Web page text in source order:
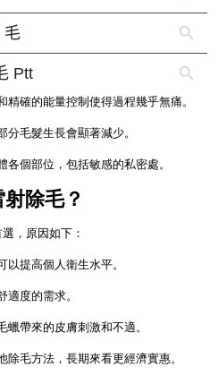
確的能量控制使得過程幾乎無痛。
毛髮生長會顯著減少。
個部位，包括敏感的私密處。
除毛？
，原因如下：
提高個人衛生水平。
度的需求。
帶來的皮膚刺激和不適。
毛方法，長期來看更經濟實惠。